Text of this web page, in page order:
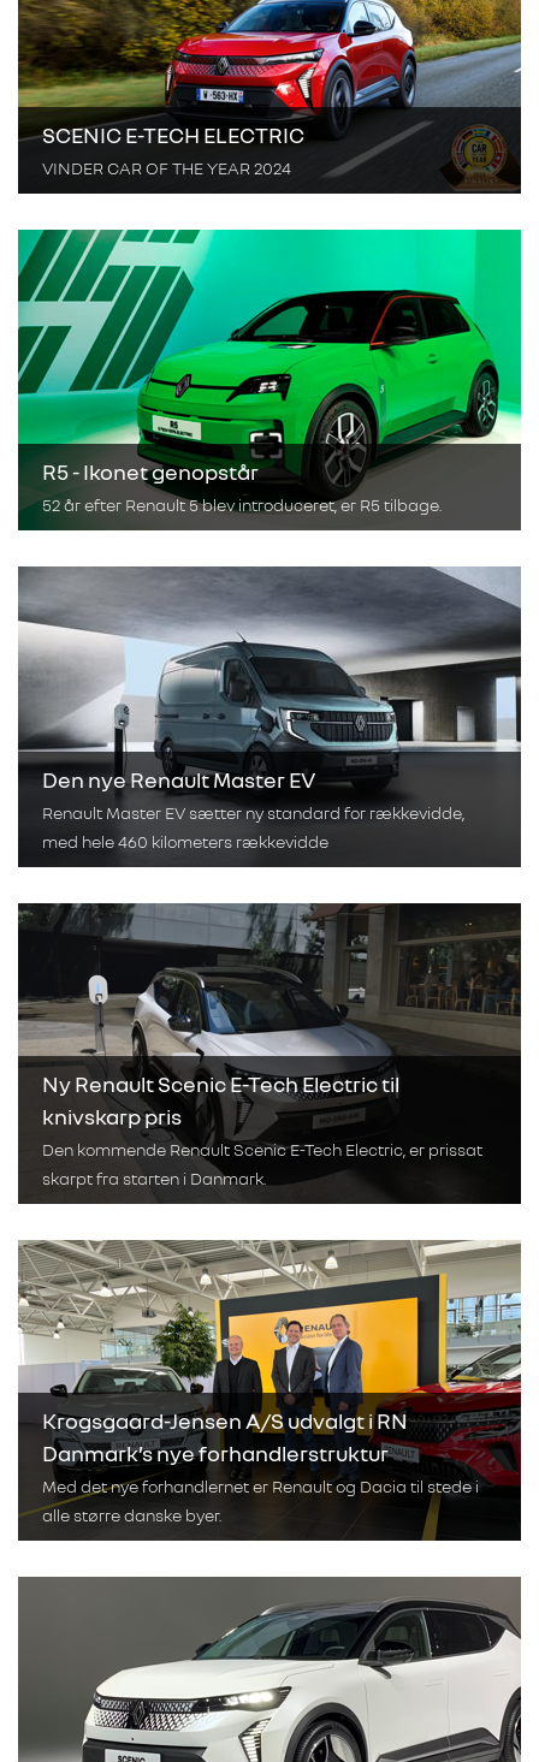
SCENIC E-TECH ELECTRIC
VINDER CAR OF THE YEAR 2024
R5 - Ikonet genopstår
52 år efter Renault 5 blev introduceret, er R5 tilbage.
Den nye Renault Master EV
Renault Master EV sætter ny standard for rækkevidde,
med hele 460 kilometers rækkevidde
Ny Renault Scenic E-Tech Electric til
knivskarp pris
Den kommende Renault Scenic E-Tech Electric, er prissat
skarpt fra starten i Danmark.
Krogsgaard-Jensen A/S udvalgt i RN
Danmark’s nye forhandlerstruktur
Med det nye forhandlernet er Renault og Dacia til stede i
alle større danske byer.